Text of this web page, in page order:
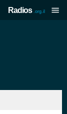
Radios .org.il